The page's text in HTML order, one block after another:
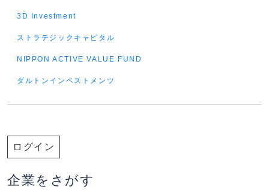
3D Investment
ストラテジックキャピタル
NIPPON ACTIVE VALUE FUND
ダルトンインベストメンツ
ログイン
企業をさがす